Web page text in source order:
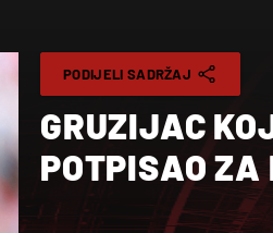
PODIJELI SADRŽAJ
GRUZIJAC
POTPISAO ZA